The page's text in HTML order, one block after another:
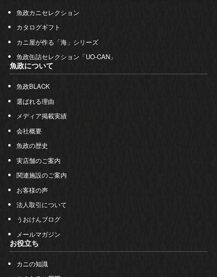
魚政カニセレクション
カタログギフト
カニ屋が作る「海」シリーズ
魚政缶詰セレクション「UO-CAN」
魚政について
魚政BLACK
選ばれる理由
メディア掲載実績
会社概要
魚政の歴史
実店舗のご案内
関連施設のご案内
お客様の声
法人取引について
うおけんブログ
メールマガジン
お役立ち
カニの知識